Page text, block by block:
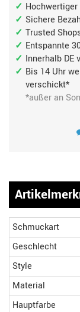
Sichere
Trusted
Entspannte
Innerhalb
Bis 14 Uhr
verschickt*
*außer an
Schmuckart
Geschlecht
Style
Material
Hauptfarbe